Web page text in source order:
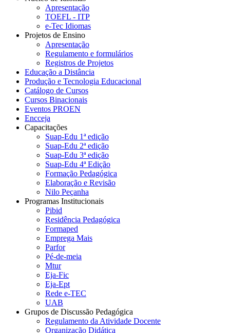
Apresentação
TOEFL - ITP
e-Tec Idiomas
Projetos de Ensino
Apresentação
Regulamento e formulários
Registros de Projetos
Educação a Distância
Produção e Tecnologia Educacional
Catálogo de Cursos
Cursos Binacionais
Eventos PROEN
Encceja
Capacitações
Suap-Edu 1ª edição
Suap-Edu 2ª edição
Suap-Edu 3ª edição
Suap-Edu 4ª Edição
Formação Pedagógica
Elaboração e Revisão
Nilo Peçanha
Programas Institucionais
Pibid
Residência Pedagógica
Formaped
Emprega Mais
Parfor
Pé-de-meia
Mtur
Eja-Fic
Eja-Ept
Rede e-TEC
UAB
Grupos de Discussão Pedagógica
Regulamento da Atividade Docente
Organização Didática